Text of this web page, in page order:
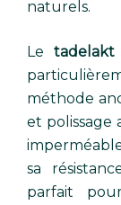
naturels.
Le tadelakt
méthode
et polissage
sa
parfait